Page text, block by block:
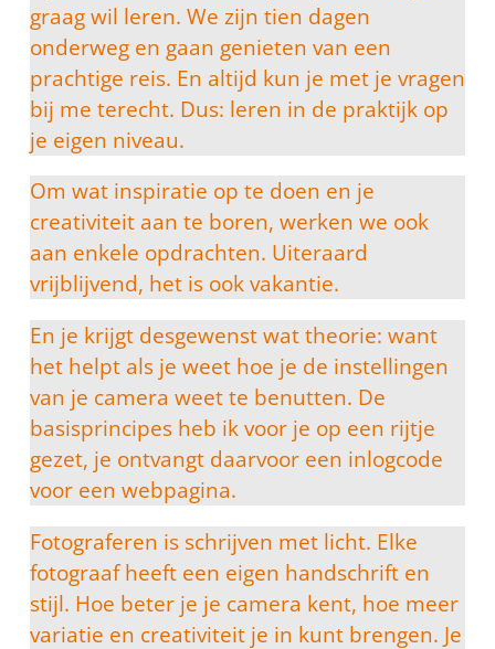
graag wil leren. We zijn tien dagen
onderweg en gaan genieten van een
prachtige reis. En altijd kun je met je vragen
bij me terecht. Dus: leren in de praktijk op
je eigen niveau.
Om wat inspiratie op te doen en je
creativiteit aan te boren, werken we ook
aan enkele opdrachten. Uiteraard
vrijblijvend, het is ook vakantie.
En je krijgt desgewenst wat theorie: want
het helpt als je weet hoe je de instellingen
van je camera weet te benutten. De
basisprincipes heb ik voor je op een rijtje
gezet, je ontvangt daarvoor een inlogcode
voor een webpagina.
Fotograferen is schrijven met licht. Elke
fotograaf heeft een eigen handschrift en
stijl. Hoe beter je je camera kent, hoe meer
variatie en creativiteit je in kunt brengen. Je